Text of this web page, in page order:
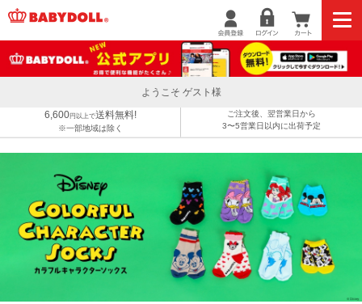
ようこそ ゲスト様
6,600円以上で送料無料!
※一部地域は除く
ご注文後、翌営業日から
3〜5営業日以内に出荷予定